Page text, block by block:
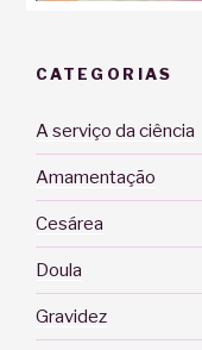
CATEGORIAS
A serviço da ciência
Amamentação
Cesárea
Doula
Gravidez